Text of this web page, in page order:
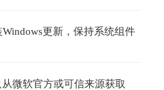
Windows更新，保持系统组件
微软官方或可信来源获取